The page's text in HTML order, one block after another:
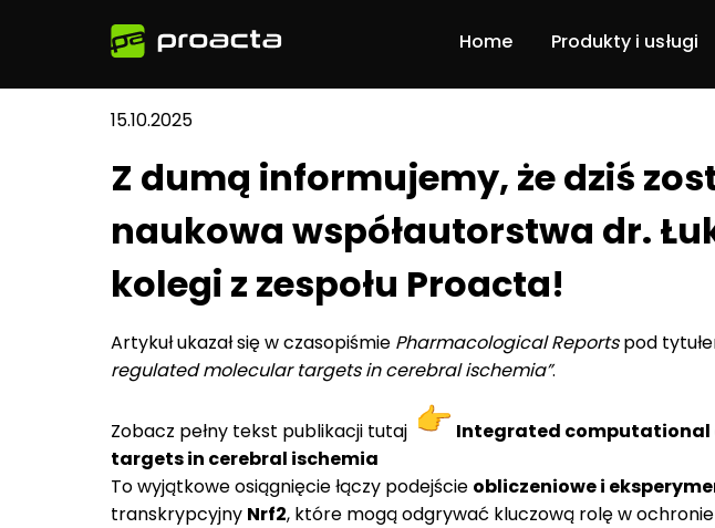
Home Produkty i usługi
DBCU
Portal
15.10.2025
Z dumą informujemy, że dziś
naukowa współautorstwa dr.
kolegi z zespołu Proacta!
Artykuł ukazał się w czasopiśmie Pharmacological Reportspod
regulated molecular targets in cerebral ischemia”.
Zobacz pełny tekst publikacji tutaj
Integrated computational
targets in cerebral ischemia
To wyjątkowe osiągnięcie łączy podejście obliczeniowe i
transkrypcyjny Nrf2, które mogą odgrywać kluczową rolę w